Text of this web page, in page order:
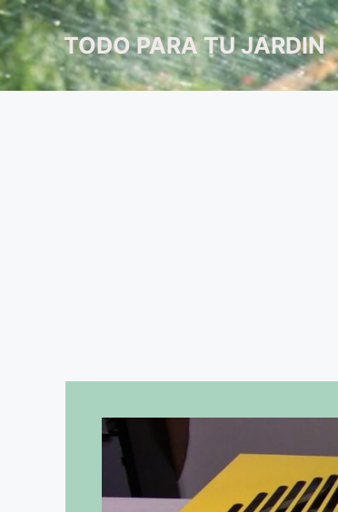
Saltar
al
contenidoTODO PARA TU JARDIN